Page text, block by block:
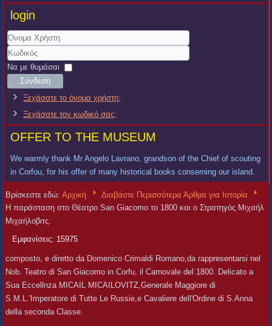
login
Όνομα
Χρήστη
Κωδικός
Να με θυμάσαι
Σύνδεση
Ξεχάσατε το όνομα χρήστη;
Ξεχάσατε τον κωδικό σας;
OFFER TO THE MUSEUM
We warmly thank Mr Angelo Lavrano, grandson of the Chief of scouting
in Corfou, for his offer of many historical books conserning our island.
Βρίσκεστε εδώ:Αρχική
Διαβάστε Περισσότερα Άρθρα για Ιστορία
Η παράσταση στο Θέατρο San Giacomo το 1800 και ο Στρατηγός Μιχαήλ
Μιχαήλοβιτς.
Εμφανίσεις: 15975
composto, e diretto da Domenico Crimaldi Romano,da rappresentarsi nel
Nob. Teatro di San Giacomo in Corfu, il Carnovale del 1800. Delicato a
Sua Eccellnza MICAIL MICAILOVITZ,Generale Maggiore di
S.M.L.'Imperatore di Tutte Le Russie,e Cavaliere dell'Ordine di S.Anna
della seconda Classe.